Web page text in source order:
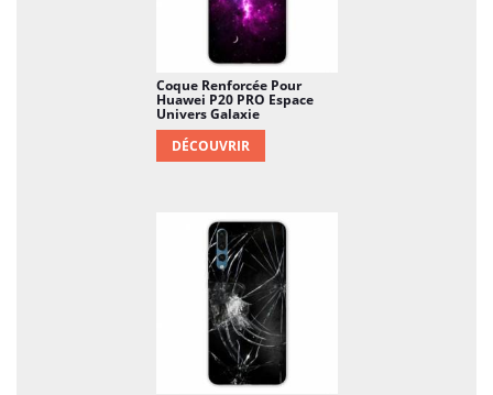
Coque Renforcée Pour
Huawei P20 PRO Espace
Univers Galaxie
DÉCOUVRIR